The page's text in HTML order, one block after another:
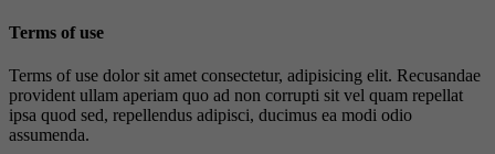
Terms of use
Terms of use dolor sit amet consectetur, adipisicing elit. Recusandae
provident ullam aperiam quo ad non corrupti sit vel quam repellat
ipsa quod sed, repellendus adipisci, ducimus ea modi odio
assumenda.